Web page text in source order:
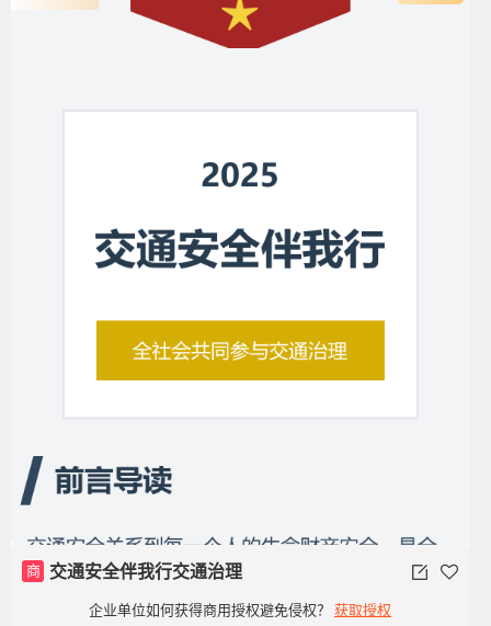
商 交通安全伴我行交通治理
企业单位如何获得商用授权避免侵权？ 获取授权